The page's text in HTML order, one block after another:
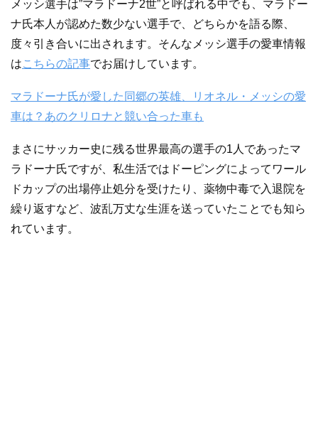
メッシ選手は”マラドーナ2世”と呼ばれる中でも、マラドー
ナ氏本人が認めた数少ない選手で、どちらかを語る際、
度々引き合いに出されます。そんなメッシ選手の愛車情報
はこちらの記事でお届けしています。
マラドーナ氏が愛した同郷の英雄、リオネル・メッシの愛
車は？あのクリロナと競い合った車も
まさにサッカー史に残る世界最高の選手の1人であったマ
ラドーナ氏ですが、私生活ではドーピングによってワール
ドカップの出場停止処分を受けたり、薬物中毒で入退院を
繰り返すなど、波乱万丈な生涯を送っていたことでも知ら
れています。